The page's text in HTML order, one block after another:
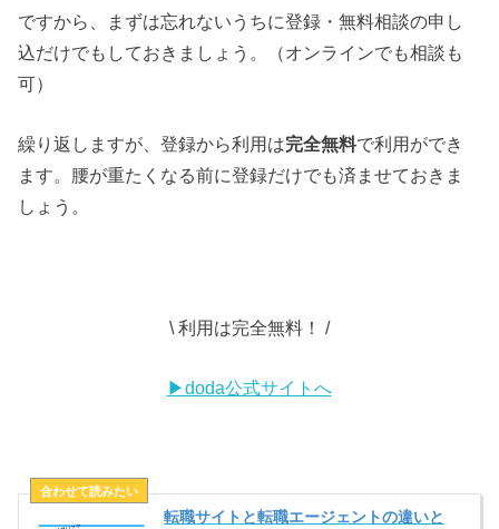
ですから、まずは忘れないうちに登録・無料相談の申し
込だけでもしておきましょう。（オンラインでも相談も
可）
繰り返しますが、登録から利用は完全無料で利用ができ
ます。腰が重たくなる前に登録だけでも済ませておきま
しょう。
\ 利用は完全無料！ /
▶doda公式サイトへ
転職サイトと転職エージェントの違いと